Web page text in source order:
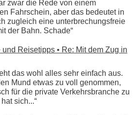
zwar die Rede von einem
Fahrschein, aber das bedeutet in
zugleich eine unterbrechungsfreie
der Bahn. Schade“
und Reisetipps • Re: Mit dem Zug in
das wohl alles sehr einfach aus.
Mund etwas zu voll genommen,
für die private Verkehrsbranche zu
sich...“